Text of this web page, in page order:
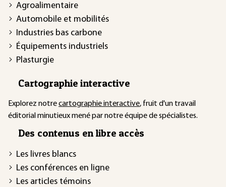
Agroalimentaire
Automobile et mobilités
Industries bas carbone
Équipements industriels
Plasturgie
Cartographie interactive
Explorez notrecartographie interactive, fruit d'un travail
éditorial minutieux mené par notre équipe de spécialistes.
Des contenus en libre accès
Les livres blancs
Les conférences en ligne
Les articles témoins